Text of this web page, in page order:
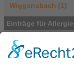
Wiggensbach (1)
Einträge für